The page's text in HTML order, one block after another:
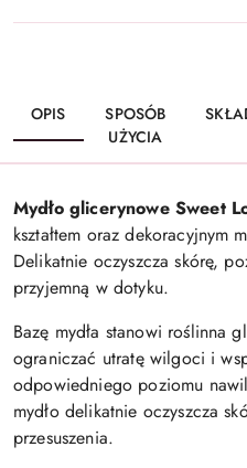
OPIS
SPOSÓB
UŻYCIA
Mydło glicerynowe Sweet
kształtem oraz dekoracyjnym
Delikatnie oczyszcza skórę,
przyjemną w dotyku.
Bazę mydła stanowi roślinna
ograniczać utratę wilgoci i
odpowiedniego poziomu
mydło delikatnie oczyszcza
przesuszenia.